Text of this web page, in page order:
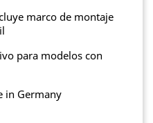
marco de montaje
para modelos con
in Germany